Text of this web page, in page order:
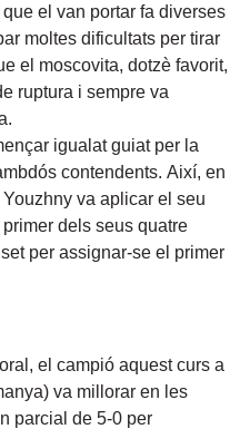
el van portar fa diverses
moltes dificultats per tirar
el moscovita, dotzè favorit,
ruptura i sempre va
igualat guiat per la
contendents. Així, en
va aplicar el seu
dels seus quatre
per assignar-se el primer
el campió aquest curs a
va millorar en les
parcial de 5-0 per